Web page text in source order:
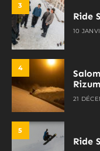
3
Ride
10
4
21
5
Ride